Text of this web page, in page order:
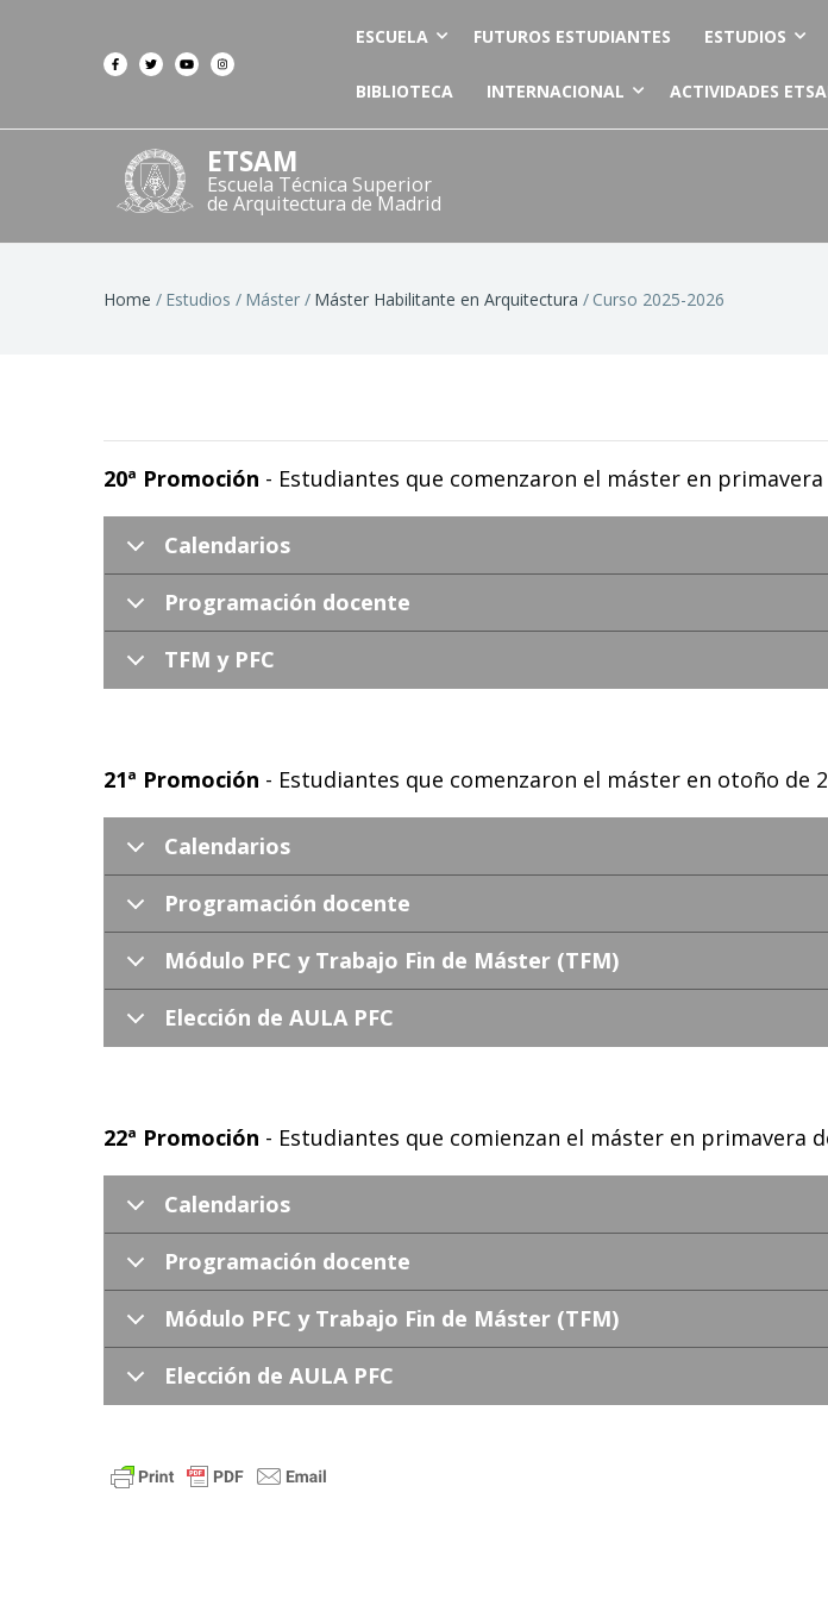
ESCUELA FUTUROS ESTUDIANTES ESTUDIOS
BIBLIOTECA INTERNACIONAL ACTIVIDADES
ETSAM
Escuela Técnica Superior
de Arquitectura de Madrid
Breadcrumb
Home Estudios Máster Máster Habilitante en Arquitectura Curso 2025-2026
20ª Promoción - Estudiantes que comenzaron el máster en primavera
Calendarios
Programación docente
TFM y PFC
21ª Promoción - Estudiantes que comenzaron el máster en otoño de
Calendarios
Programación docente
Módulo PFC y Trabajo Fin de Máster (TFM)
Elección de AULA PFC
22ª Promoción - Estudiantes que comienzan el máster en primavera
Calendarios
Programación docente
Módulo PFC y Trabajo Fin de Máster (TFM)
Elección de AULA PFC